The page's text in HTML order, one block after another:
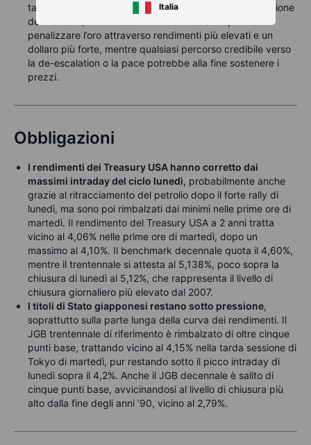
Italia
tassi. Questo aiuta a spiegare l’attuale funzione di reazione
del mercato, in cui l’escalation delle tensioni può
penalizzare l’oro attraverso rendimenti più elevati e un
dollaro più forte, mentre qualsiasi percorso credibile verso
la de-escalation o la pace potrebbe alla fine sostenere i
prezzi.
Obbligazioni
I rendimenti dei Treasury USA hanno corretto dai
massimi intraday del ciclo lunedì, probabilmente anche
grazie al ritracciamento del petrolio dopo il forte rally di
lunedì, ma sono poi rimbalzati dai minimi nelle prime ore di
martedì. Il rendimento del Treasury USA a 2 anni tratta
vicino al 4,06% nelle prime ore di martedì, dopo un
massimo al 4,10%. Il benchmark decennale quota il 4,60%,
mentre il trentennale si attesta al 5,138%, poco sopra la
chiusura di lunedì al 5,12%, che rappresenta il livello di
chiusura giornaliero più elevato dal 2007.
I titoli di Stato giapponesi restano sotto pressione,
soprattutto sulla parte lunga della curva dei rendimenti. Il
JGB trentennale di riferimento è rimbalzato di oltre cinque
punti base, trattando vicino al 4,15% nella tarda sessione di
Tokyo di martedì, pur restando sotto il picco intraday di
lunedì sopra il 4,2%. Anche il JGB decennale è salito di
cinque punti base, avvicinandosi al livello di chiusura più
alto dalla fine degli anni ’90, vicino al 2,79%.